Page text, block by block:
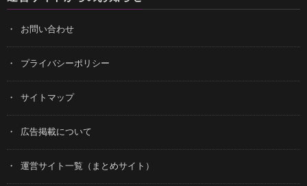
お問い合わせ
プライバシーポリシー
サイトマップ
広告掲載について
運営サイト一覧（まとめサイト）